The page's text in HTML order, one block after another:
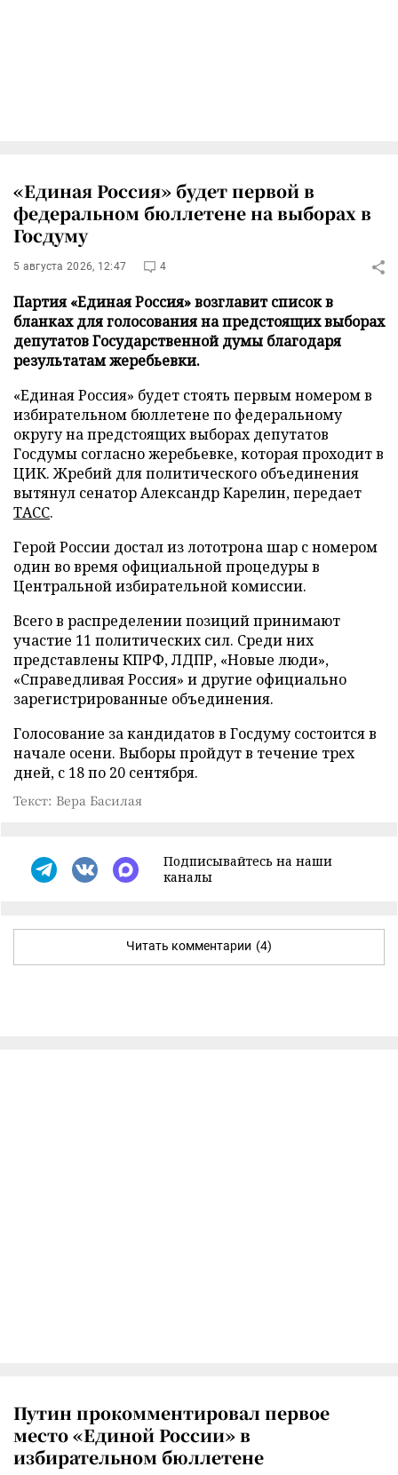
«Единая Россия» будет первой в
федеральном бюллетене на выборах в
Госдуму
5 августа 2026, 12:47 4
Партия «Единая Россия» возглавит список в
бланках для голосования на предстоящих выборах
депутатов Государственной думы благодаря
результатам жеребьевки.
«Единая Россия» будет стоять первым номером в
избирательном бюллетене по федеральному
округу на предстоящих выборах депутатов
Госдумы согласно жеребьевке, которая проходит в
ЦИК. Жребий для политического объединения
вытянул сенатор Александр Карелин, передает
ТАСС.
Герой России достал из лототрона шар с номером
один во время официальной процедуры в
Центральной избирательной комиссии.
Всего в распределении позиций принимают
участие 11 политических сил. Среди них
представлены КПРФ, ЛДПР, «Новые люди»,
«Справедливая Россия» и другие официально
зарегистрированные объединения.
Голосование за кандидатов в Госдуму состоится в
начале осени. Выборы пройдут в течение трех
дней, с 18 по 20 сентября.
Текст: Вера Басилая
Подписывайтесь на наши
каналы
Читать комментарии (4)
Путин прокомментировал первое
место «Единой России» в
избирательном бюллетене